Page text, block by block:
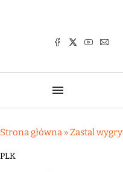
Strona główna »Zastal
PLK